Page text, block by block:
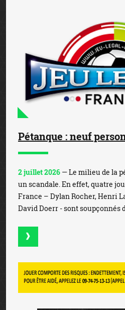
Pétanque : neuf
2 juillet 2026 — Le milieu de la
un scandale. En effet, quatre
France – Dylan Rocher, Henri
David Doerr - sont soupçonnés